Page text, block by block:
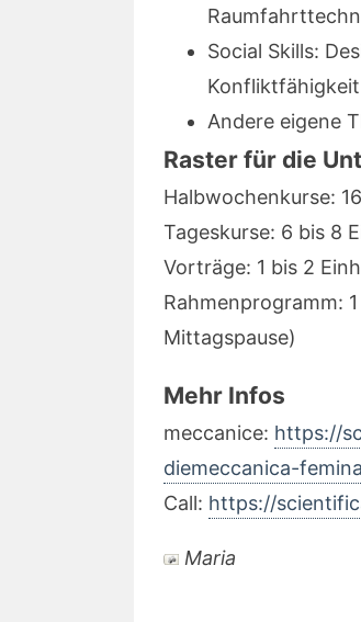
Social Skills:
Konfliktfähigkeit
Andere eigene
Raster für die
Halbwochenkurse:
Tageskurse: 6 bis 8
Vorträge: 1 bis 2
Rahmenprogramm:
Mittagspause)
Mehr Infos
meccanice: https://
diemeccanica-
Call: https://
Maria